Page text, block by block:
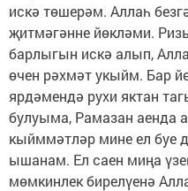
искә төшерәм. Аллаһ
җитмәгәнне йөкләми.
барлыгын искә алып,
өчен рәхмәт укыйм. Бар
ярдәмендә рухи яктан
булуыма, Рамазан аенда
кыйммәтләр мине ел буе
ышанам. Ел саен миңа
мөмкинлек бирелүенә